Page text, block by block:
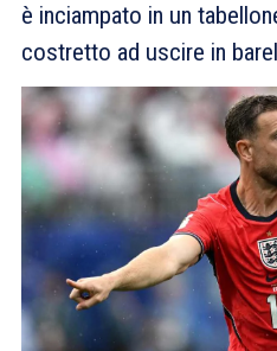
è inciampato in un
costretto ad uscire in